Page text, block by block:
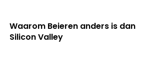
Waarom Beieren anders is dan
Silicon Valley